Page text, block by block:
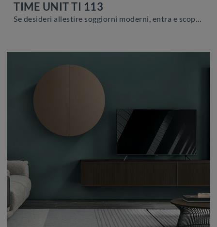
TIME UNIT TI 113
Se desideri allestire soggiorni moderni, entra e scopri il mobile porta tv TIME UNIT TI 113 del brand Tomasella, prodotto in laccato opaco